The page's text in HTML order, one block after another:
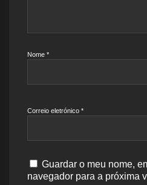
Nome *
Correio eletrónico *
Guardar o meu nome,
navegador para a próxima